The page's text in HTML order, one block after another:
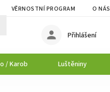
VĚRNOSTNÍ PROGRAM O NÁS
Přihlášení
/ Karob Luštěniny